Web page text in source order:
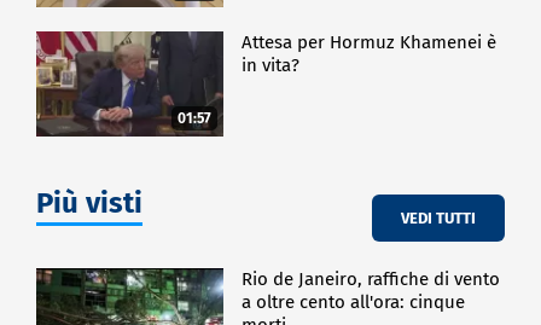
01:57
Attesa per Hormuz Khamenei è
in vita?
Più visti VEDI TUTTI
Rio de Janeiro, raffiche di vento
a oltre cento all'ora: cinque